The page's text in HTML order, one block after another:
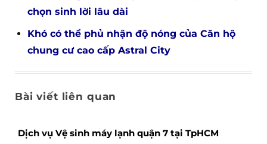
chọn sinh lời lâu dài
Khó có thể phủ nhận độ nóng của Căn hộ
chung cư cao cấp Astral City
Bài viết liên quan
Dịch vụ Vệ sinh máy lạnh quận 7 tại TpHCM